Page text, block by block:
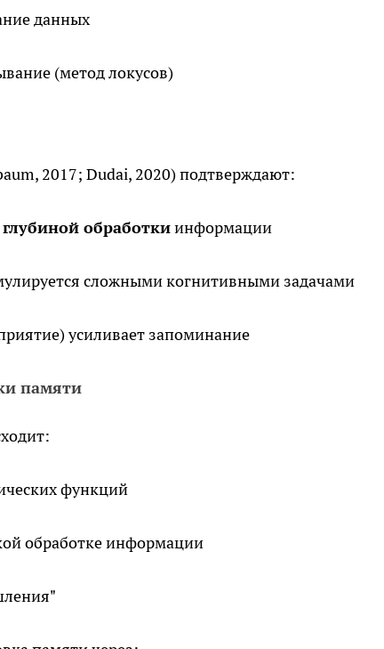
данных
(метод локусов)
2017; Dudai, 2020) подтверждают:
глубиной обработкиинформации
сложными когнитивными задачами
усиливает запоминание
памяти
функций
обработке информации